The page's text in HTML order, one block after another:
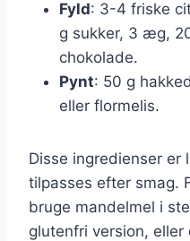
Fyld: 3-4 friske
g sukker, 3 æg,
chokolade.
Pynt: 50 g
eller flormelis.
Disse ingredienser er
tilpasses efter smag.
bruge mandelmel i
glutenfri version,